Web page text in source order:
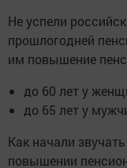
Не успели
прошлогодней
им повышение
до 60 лет у
до 65 лет у
Как начали
повышении